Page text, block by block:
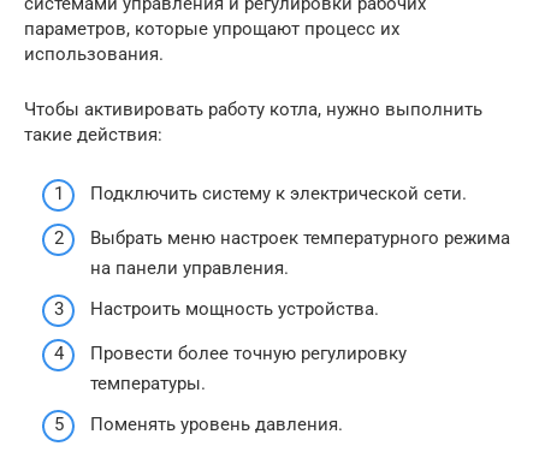
параметров, которые упрощают процесс их
использования.
Чтобы активировать работу котла, нужно выполнить
такие действия:
Подключить систему к электрической сети.
Выбрать меню настроек температурного режима
на панели управления.
Настроить мощность устройства.
Провести более точную регулировку
температуры.
Поменять уровень давления.